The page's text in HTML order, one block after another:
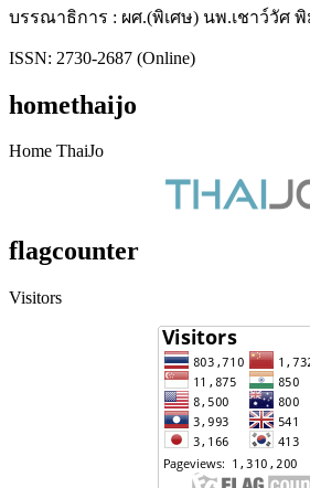
บรรณาธิการ : ผศ.(พิเศษ) นพ.เชาว์วัศ
ISSN: 2730-2687 (Online)
homethaijo
Home ThaiJo
flagcounter
Visitors